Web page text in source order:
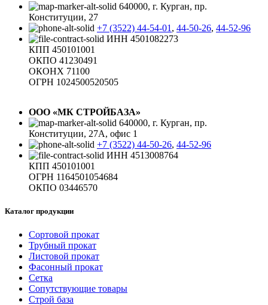
640000, г. Курган, пр.
Конституции, 27
+7 (3522) 44-54-01 , 44-50-26, 44-52-96
ИНН 4501082273
КПП 450101001
ОКПО 41230491
ОКОНХ 71100
ОГРН 1024500520505
ООО «МК СТРОЙБАЗА»
640000, г. Курган, пр.
Конституции, 27А, офис 1
+7 (3522) 44-50-26, 44-52-96
ИНН 4513008764
КПП 450101001
ОГРН 1164501054684
ОКПО 03446570
Каталог продукции
Сортовой прокат
Трубный прокат
Листовой прокат
Фасонный прокат
Сетка
Сопутствующие товары
Строй база